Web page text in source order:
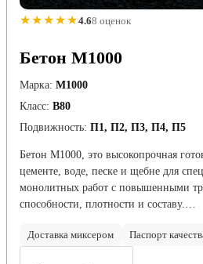
★★★★★4.68 оценок
Бетон M1000
Марка: М1000
Класс: В80
Подвижность: П1, П2, П3, П4, П5
Бетон M1000, это высокопрочная
цементе, воде, песке и щебне для
монолитных работ с повышенными
способности, плотности и составу.…
Доставка миксером Паспорт